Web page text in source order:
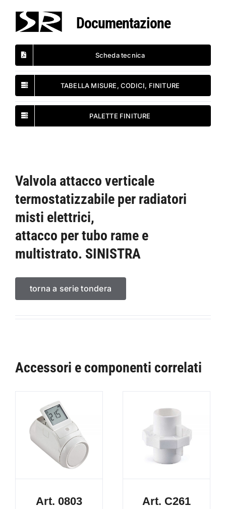
Documentazione
Scheda tecnica
TABELLA MISURE, CODICI, FINITURE
PALETTE FINITURE
Valvola attacco verticale
termostatizzabile per radiatori
misti elettrici,
attacco per tubo rame e
multistrato. SINISTRA
torna a serie tondera
Accessori e componenti correlati
Art. 0803 Art. C261